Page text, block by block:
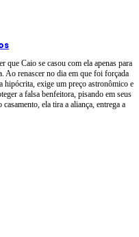
que Caio se casou com ela apenas para
Ao renascer no dia em que foi forçada
hipócrita, exige um preço astronômico e
a falsa benfeitora, pisando em seus
ela tira a aliança, entrega a